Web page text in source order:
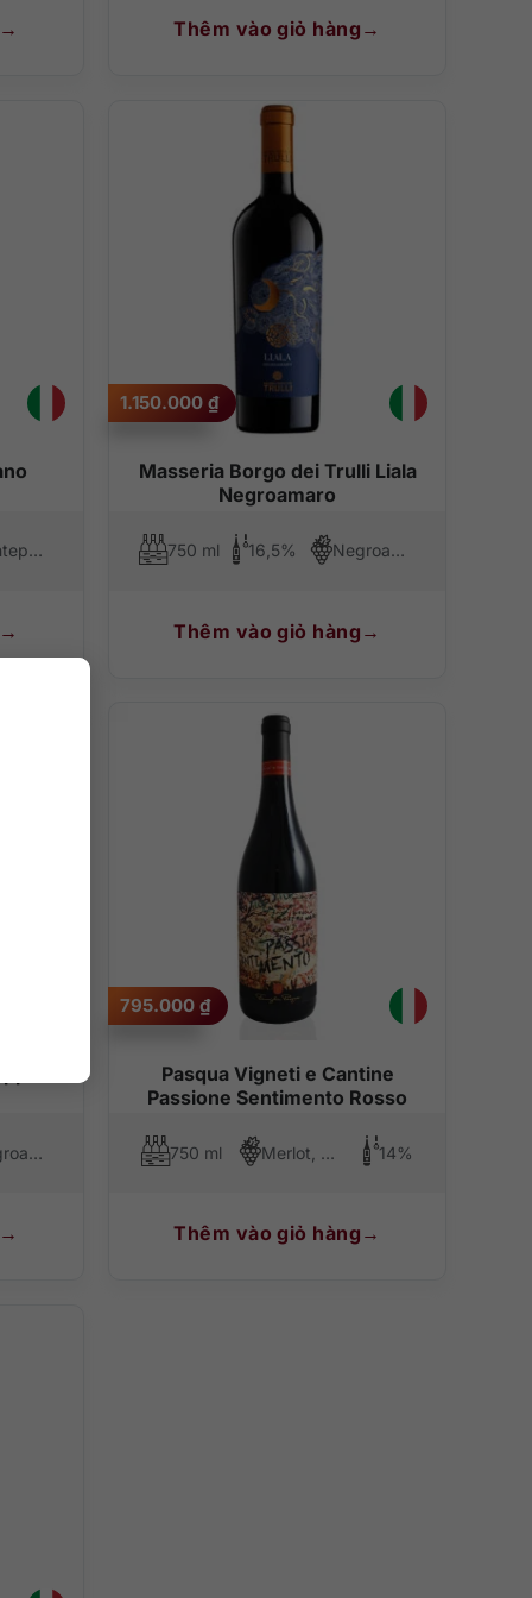
Thêm vào giỏ hàng
Montepulciano
Masseria Borgo dei Trulli Liala
Negroamaro
1.150.000 ₫
750 ml 16,5% Negroamaro
Thêm vào giỏ hàng
Negroamaro
Pasqua Vigneti e Cantine
Passione Sentimento Rosso
795.000 ₫
750 ml Merlot, Corvina, Croatina 14%
Thêm vào giỏ hàng